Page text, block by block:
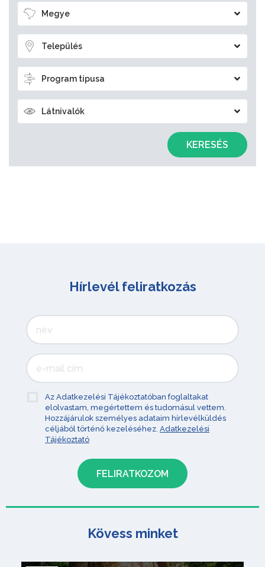
Megye
Település
Program típusa
Látnivalók
KERESÉS
Hírlevél feliratkozás
Az Adatkezelési Tájékoztatóban foglaltakat
elolvastam, megértettem és tudomásul vettem.
Hozzájárulok személyes adataim hírlevélküldés
céljából történő kezeléséhez. Adatkezelési
Tájékoztató
Kövess minket